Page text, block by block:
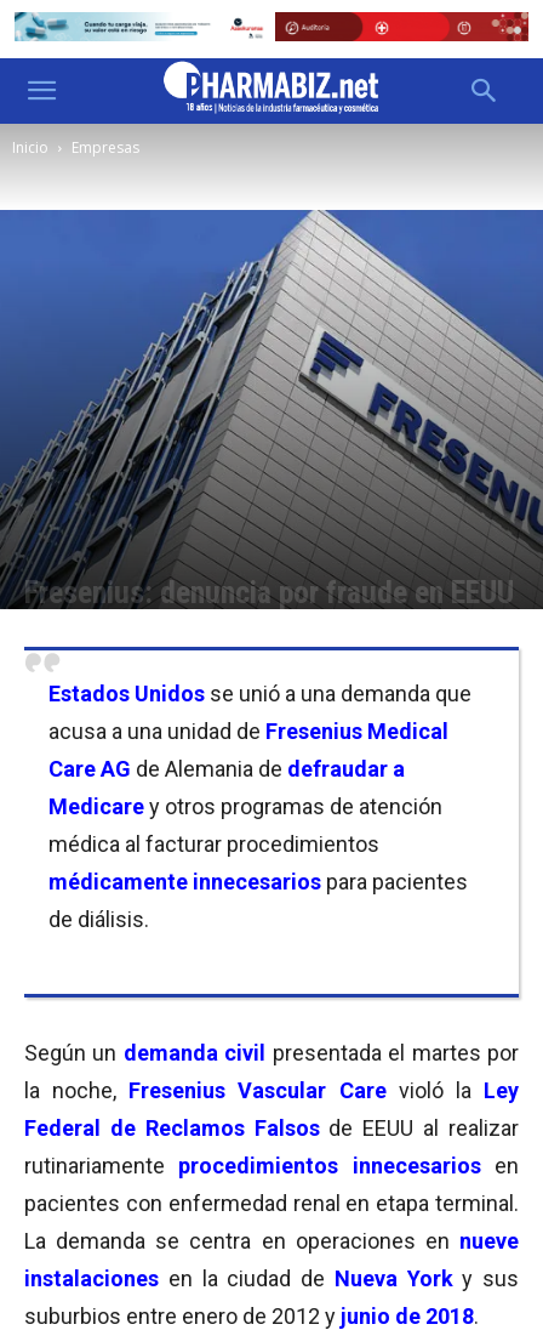
Inicio Empresas
Fresenius: denuncia por fraude en EEUU
Estados Unidos se unió a una demanda que
acusa a una unidad de Fresenius Medical
Care AG de Alemania de defraudar a
Medicarey otros programas de atención
médica al facturar procedimientos
médicamente innecesarios para pacientes
de diálisis.
Según un demanda civil
presentada el martes por
la noche, Fresenius Vascular Carevioló la Ley
Federal de Reclamos Falsosde EEUU al realizar
rutinariamente procedimientos innecesarios en
pacientes con enfermedad renal en etapa terminal.
La demanda se centra en operaciones en nueve
instalaciones en la ciudad de Nueva Yorky sus
suburbios entre enero de 2012 y junio de 2018.